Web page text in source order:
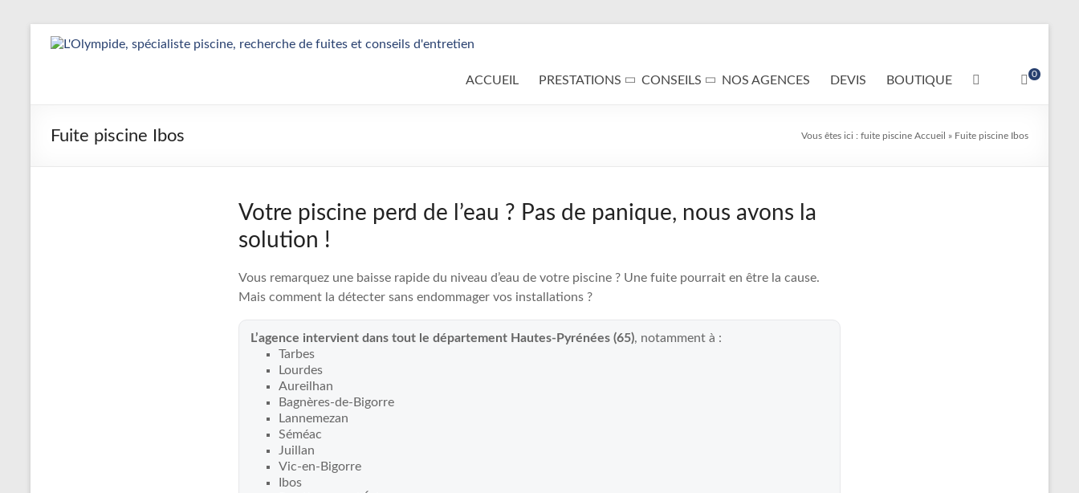
Détection
Fuite
0
ACCUEIL PRESTATIONS CONSEILS NOS AGENCES DEVIS BOUTIQUE
Fuite piscine Ibos Vous êtes ici : fuite piscine Accueil » Fuite piscine Ibos
Votre piscine perd de l’eau ? Pas de panique, nous avons la
solution !
Vous remarquez une baisse rapide du niveau d’eau de votre piscine ? Une fuite pourrait en être la cause.
Mais comment la détecter sans endommager vos installations ?
L’agence intervient dans tout le département Hautes-Pyrénées (65), notamment à :
Tarbes
Lourdes
Aureilhan
Bagnères-de-Bigorre
Lannemezan
Séméac
Juillan
Vic-en-Bigorre
Ibos